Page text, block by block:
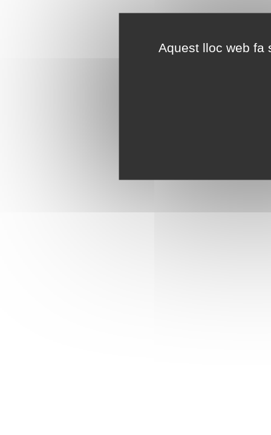
Aquest lloc web fa